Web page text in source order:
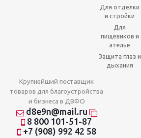
Для отделки
и стройки
Для
пищевиков и
ателье
Защита глаз и
дыхания
Крупнейший поставщик
товаров для благоустройства
и бизнеса в ДВФО
d8e9n@mail.ru
8 800 101-51-87
+7 (908) 992 42 58